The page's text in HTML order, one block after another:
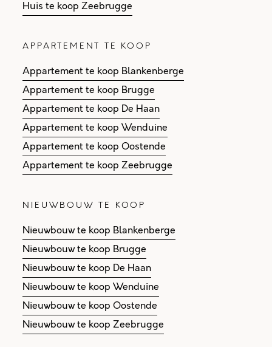
Huis te koop Zeebrugge
APPARTEMENT TE KOOP
Appartement te koop Blankenberge
Appartement te koop Brugge
Appartement te koop De Haan
Appartement te koop Wenduine
Appartement te koop Oostende
Appartement te koop Zeebrugge
NIEUWBOUW TE KOOP
Nieuwbouw te koop Blankenberge
Nieuwbouw te koop Brugge
Nieuwbouw te koop De Haan
Nieuwbouw te koop Wenduine
Nieuwbouw te koop Oostende
Nieuwbouw te koop Zeebrugge